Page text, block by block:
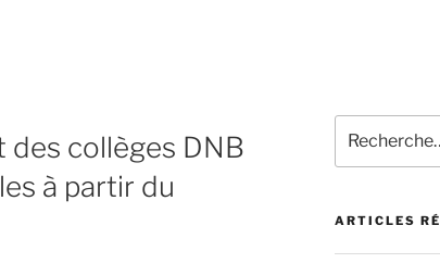
collèges DNB
à partir du
pour
:
ARTICLES